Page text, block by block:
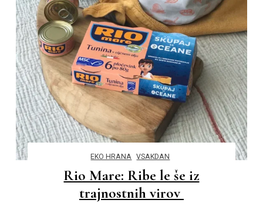
EKO HRANA VSAKDAN
Rio Mare: Ribe le še iz
trajnostnih virov